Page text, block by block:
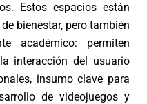
Estos espacios están
bienestar, pero también
académico: permiten
interacción del usuario
insumo clave para
de videojuegos y